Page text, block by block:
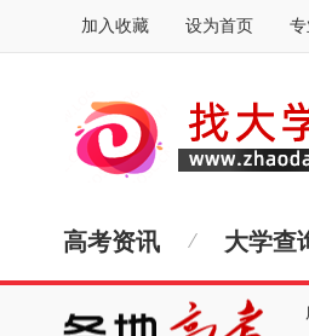
加入收藏 设为首页
高考资讯 大学查